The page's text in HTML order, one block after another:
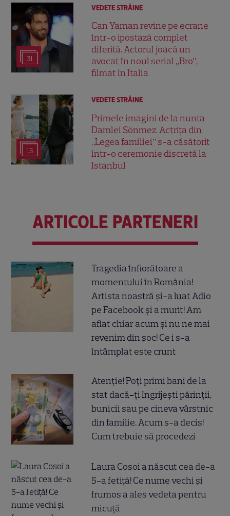
31
VEDETE STRĂINE
Can Yaman revine pe ecrane
într-o ipostază complet
diferită. Actorul joacă un
avocat în noul serial „Bro”,
filmat în Italia
13
VEDETE STRĂINE
Primele imagini de la nunta
Damlei Sönmez. Actrița din
„Legea familiei” s-a căsătorit
într-o ceremonie discretă la
Istanbul
ARTICOLE PARTENERI
Tragedia înfiorătoare a
momentului în România!
Artista noastră și-a luat Adio
pe Facebook și a murit! Am
aflat chiar acum și nu ne mai
revenim din șoc! Ce i s-a
întâmplat este crunt
Atenție! Poți primi bani de la
stat dacă-ți îngrijești părinții,
bunicii sau pe cineva vârstnic
din familie. Acum s-a decis!
Cum trebuie să procedezi
Laura Cosoi a născut cea de-a
5-a fetiță! Ce nume vechi și
frumos a ales vedeta pentru
micuță